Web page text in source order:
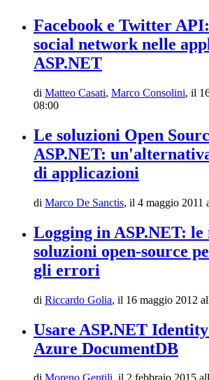
Facebook e Twitter
social network nelle
ASP.NET
di Matteo Casati, Marco Consolini, il
08:00
Le soluzioni Open
ASP.NET:
di applicazioni
di Marco De Sanctis, il 4 maggio 2011
Logging in ASP.NET:
soluzioni open-source
gli errori
di Riccardo Golia, il 16 maggio 2012
Usare ASP.NET
Azure DocumentDB